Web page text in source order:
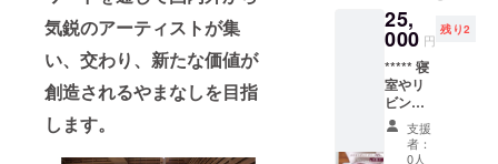
気鋭のアーティストが集
い、交わり、新たな価値が
創造されるやまなしを目指
します。
イーン
種、カ
ベル
ネ・
ソー
ヴィニ
ヨン
種、甲
斐ノ
イ
ラー」
普段店
頭で目
にする
ほとん
どはブ
て共同
研究を
おこな
いまし
た。 少
量生産
の卵に
より出
荷数に
吉田市
賞
味期限:
製造日
から2年
間 ■原
材料・
成分
■原材
料・成
分・提
供サー
ビス詳
細 山梨
県産米
■内容量
萬屋醸
造地:山
梨県 ■
原材
料・成
分 グ
レー
ン、モ
ルト
25,
000 円
残り2
***** 寝
室やリ
ビング
ではも
ちろ
ん、車
支援
者：
0人